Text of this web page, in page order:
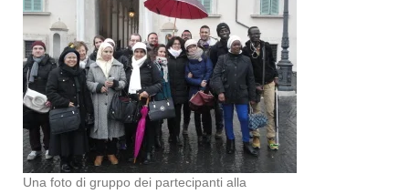
Una foto di gruppo dei partecipanti alla